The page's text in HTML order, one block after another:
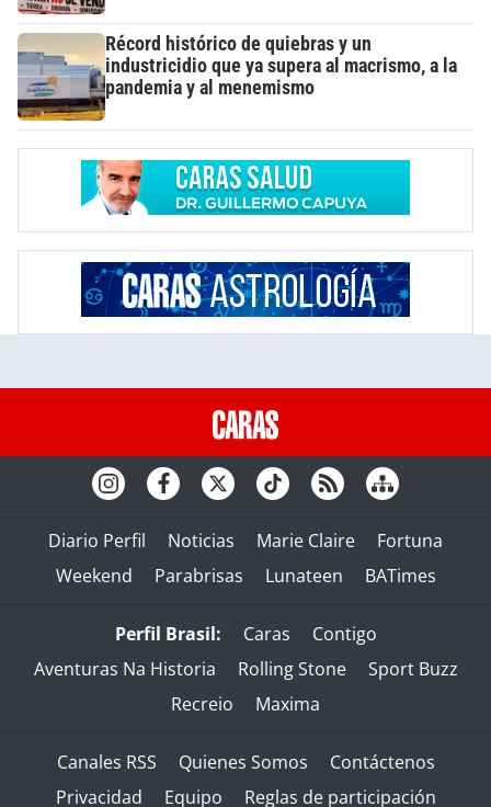
Récord histórico de quiebras y un
industricidio que ya supera al macrismo, a la
pandemia y al menemismo
Diario Perfil Noticias Marie Claire
Fortuna
Weekend
Parabrisas Lunateen BATimes
Perfil Brasil: Caras
Contigo
Aventuras Na Historia
Rolling Stone
Sport Buzz
Recreio
Maxima
Canales RSS Quienes Somos
Contáctenos
Privacidad
Equipo Reglas de participación